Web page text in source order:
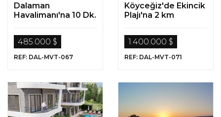
Dalaman
Havalimanı'na 10 Dk.
Müstakil Villa
485.000 $
REF: DAL-MVT-067
Köyceğiz'de Ekincik
Plajı'na 2 km
Ormanı İle Çevrili
Villa
1.400.000 $
REF: DAL-MVT-071